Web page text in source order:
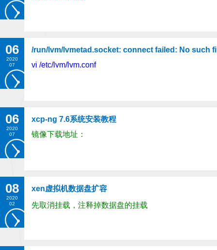
06
2020
07
/run/lvm/lvmetad.socket: connect failed: No such
vi /etc/lvm/lvm.conf
06
2020
07
xcp-ng 7.6系统安装教程
镜像下载地址：
08
2020
02
xen虚拟机数据盘扩容
先取消挂载， 注释掉数据盘的挂载